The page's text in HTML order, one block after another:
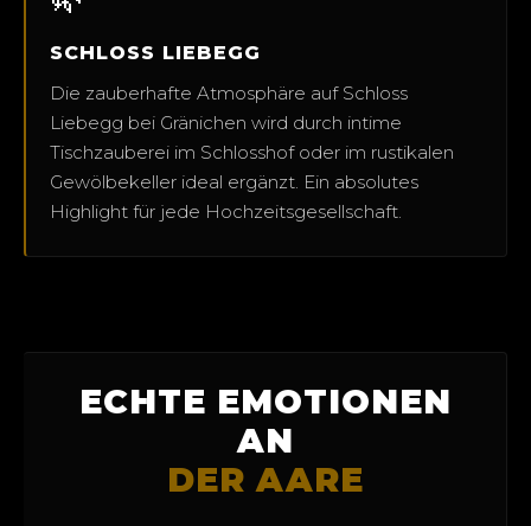
SCHLOSS LIEBEGG
Die zauberhafte Atmosphäre auf Schloss
Liebegg bei Gränichen wird durch intime
Tischzauberei im Schlosshof oder im rustikalen
Gewölbekeller ideal ergänzt. Ein absolutes
Highlight für jede Hochzeitsgesellschaft.
ECHTE EMOTIONEN
AN
DER AARE